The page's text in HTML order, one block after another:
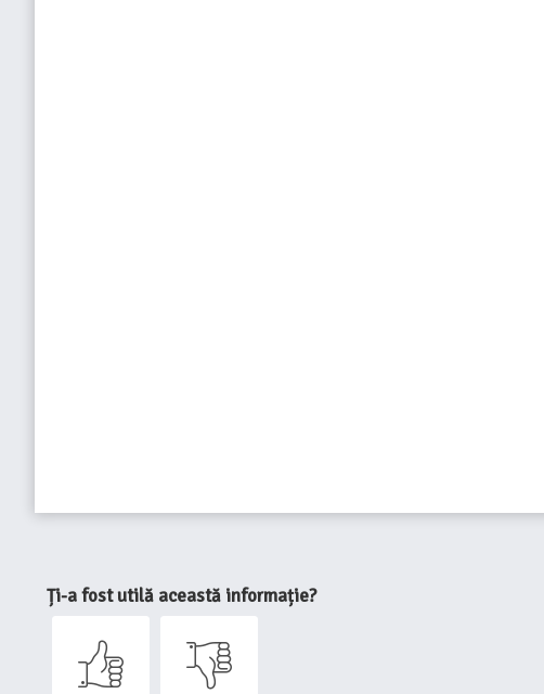
Ți-a fost utilă această informație?